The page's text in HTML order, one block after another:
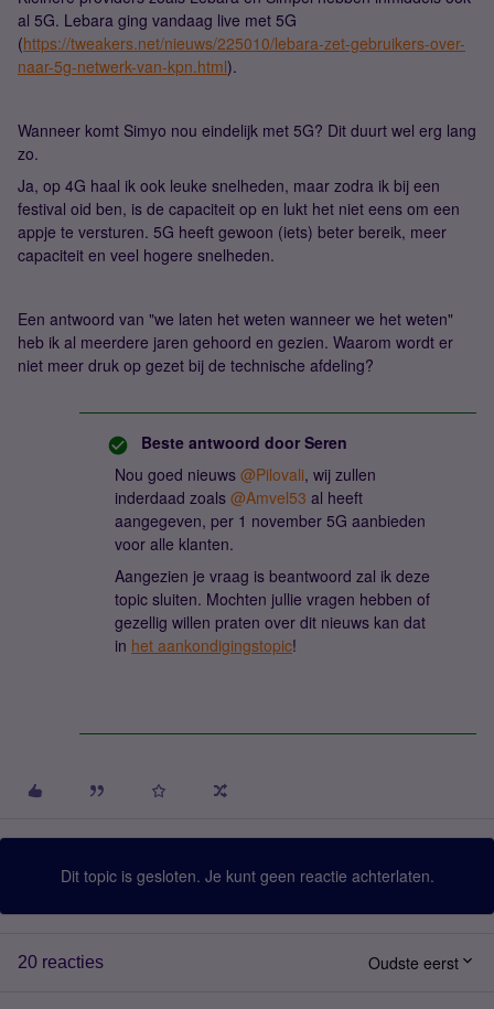
al 5G. Lebara ging vandaag live met 5G
(https://tweakers.net/nieuws/225010/lebara-zet-gebruikers-over-
naar-5g-netwerk-van-kpn.html).
Wanneer komt Simyo nou eindelijk met 5G? Dit duurt wel erg lang
zo.
Ja, op 4G haal ik ook leuke snelheden, maar zodra ik bij een
festival oid ben, is de capaciteit op en lukt het niet eens om een
appje te versturen. 5G heeft gewoon (iets) beter bereik, meer
capaciteit en veel hogere snelheden.
Een antwoord van "we laten het weten wanneer we het weten"
heb ik al meerdere jaren gehoord en gezien. Waarom wordt er
niet meer druk op gezet bij de technische afdeling?
Beste antwoord door Seren
Nou goed nieuws @Pilovali, wij zullen
inderdaad zoals @Amvel53 al heeft
aangegeven, per 1 november 5G aanbieden
voor alle klanten.
Aangezien je vraag is beantwoord zal ik deze
topic sluiten. Mochten jullie vragen hebben of
gezellig willen praten over dit nieuws kan dat
in het aankondigingstopic!
Dit topic is gesloten. Je kunt geen reactie achterlaten.
20 reacties Oudste eerst